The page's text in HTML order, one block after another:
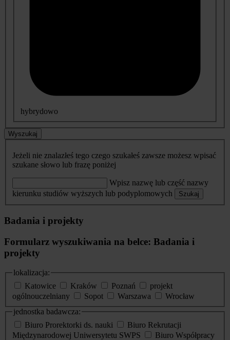
hybrydowo
Wyszukaj
Jeżeli nie znalazłeś tego czego szukałeś zawsze możesz wpisać
szukane słowo lub frazę poniżej
Wpisz nazwę lub część nazwy
kierunku studiów wyższych lub podyplomowych
Szukaj
Badania i projekty
Formularz wyszukiwania na belce: Badania i
projekty
lokalizacja:
Katowice
Kraków Poznań
projekt
ogólnouczelniany
Sopot Warszawa
Wrocław
jednostka badawcza:
Biuro Prorektorki ds. nauki
Biuro Rekrutacji
Międzynarodowej Uniwersytetu SWPS
Biuro Współpracy